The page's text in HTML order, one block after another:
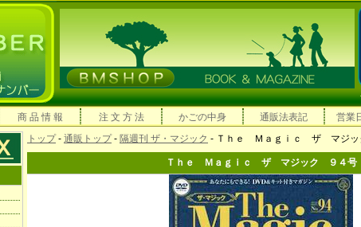
商 品 情 報 注 文 方 法 かごの中身 通販法表記 営業
トップ- 通販トップ- 隔週刊 ザ・マジック - Ｔｈｅ Ｍａｇｉｃ ザ マジ
Ｔｈｅ Ｍａｇｉｃ ザ マジック ９４号